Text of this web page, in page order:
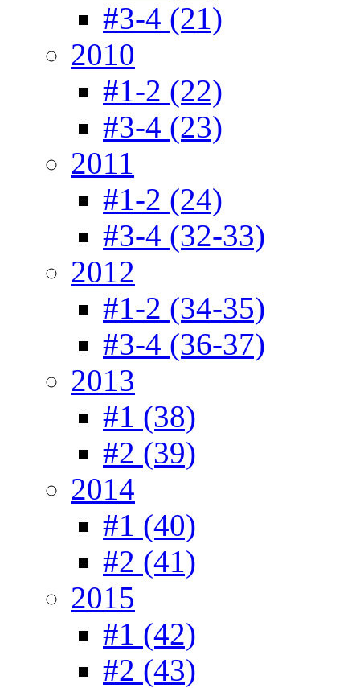
#3-4 (21)
2010
#1-2 (22)
#3-4 (23)
2011
#1-2 (24)
#3-4 (32-33)
2012
#1-2 (34-35)
#3-4 (36-37)
2013
#1 (38)
#2 (39)
2014
#1 (40)
#2 (41)
2015
#1 (42)
#2 (43)